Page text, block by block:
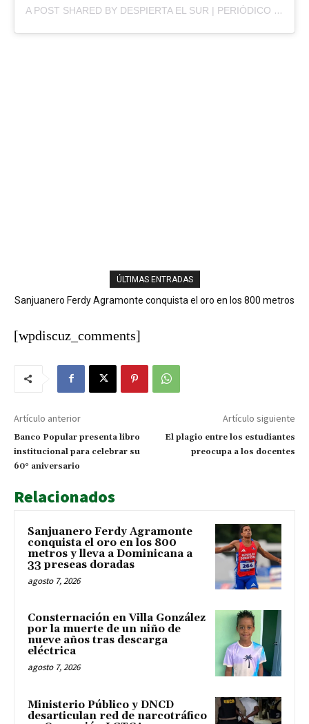
A POST SHARED BY DESPIERTA EL SUR | PERIÓDICO DIGITAL (@DESPIERTAELSURR)
ÚLTIMAS ENTRADAS
Sanjuanero Ferdy Agramonte conquista el oro en los 800 metros
[wpdiscuz_comments]
Artículo anterior
Banco Popular presenta libro
institucional para celebrar su
60° aniversario
Artículo siguiente
El plagio entre los estudiantes
preocupa a los docentes
Relacionados
Sanjuanero Ferdy Agramonte
conquista el oro en los 800
metros y lleva a Dominicana a
33 preseas doradas
agosto 7, 2026
Consternación en Villa González
por la muerte de un niño de
nueve años tras descarga
eléctrica
agosto 7, 2026
Ministerio Público y DNCD
desarticulan red de narcotráfico